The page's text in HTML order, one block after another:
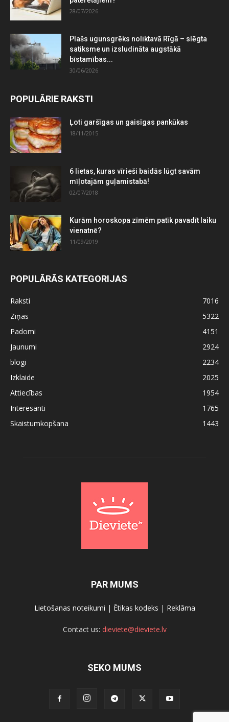
28/07/2026
Plašs ugunsgrēks noliktavā Rīgā – slēgta
satiksme un izsludināta augstākā
bīstamības...
30/06/2026
POPULĀRIE RAKSTI
Ļoti garšīgas un gaisīgas pankūkas
18/11/2015
6 lietas, kuras vīrieši baidās lūgt savām
mīļotajām guļamistabā!
02/07/2018
Kurām horoskopa zīmēm patīk pavadīt laiku
vienatnē?
11/09/2019
POPULĀRĀS KATEGORIJAS
Raksti
7016
Ziņas
5322
Padomi
4151
Jaunumi
2924
blogi
2234
Izklaide
2025
Attiecības
1954
Interesanti
1765
Skaistumkopšana
1443
PAR MUMS
Lietošanas noteikumi | Ētikas kodeks | Reklāma
Contact us: dieviete@dieviete.lv
SEKO MUMS